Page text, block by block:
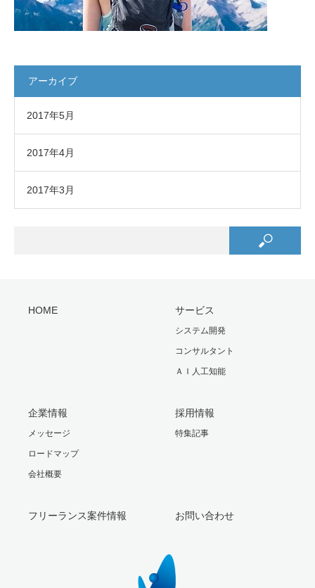
アーカイブ
2017年5月
2017年4月
2017年3月
HOME サービス
システム開発
コンサルタント
ＡＩ人工知能
企業情報
メッセージ
ロードマップ
会社概要
採用情報
特集記事
フリーランス案件情報 お問い合わせ